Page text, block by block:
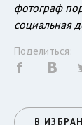
фотограф
социальная
Поделиться:
В